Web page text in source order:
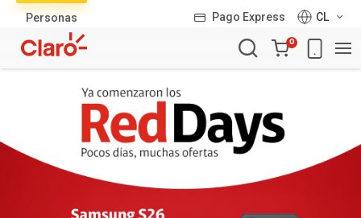
Personas Pago Express
CL
Carro
de
0
productos